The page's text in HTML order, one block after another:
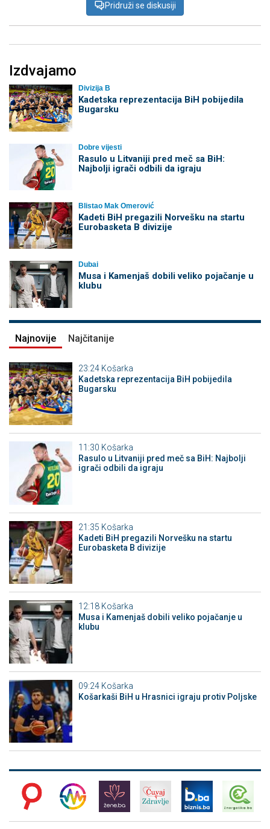
Pridruži se diskusiji
Izdvajamo
Divizija B
Kadetska reprezentacija BiH pobijedila
Bugarsku
Dobre vijesti
Rasulo u Litvaniji pred meč sa BiH:
Najbolji igrači odbili da igraju
Blistao Mak Omerović
Kadeti BiH pregazili Norvešku na startu
Eurobasketa B divizije
Dubai
Musa i Kamenjaš dobili veliko pojačanje u
klubu
Najnovije Najčitanije
23:24 Košarka
Kadetska reprezentacija BiH pobijedila
Bugarsku
11:30 Košarka
Rasulo u Litvaniji pred meč sa BiH: Najbolji
igrači odbili da igraju
21:35 Košarka
Kadeti BiH pregazili Norvešku na startu
Eurobasketa B divizije
12:18 Košarka
Musa i Kamenjaš dobili veliko pojačanje u
klubu
09:24 Košarka
Košarkaši BiH u Hrasnici igraju protiv Poljske